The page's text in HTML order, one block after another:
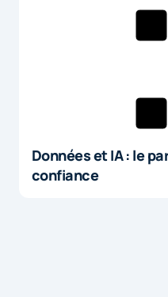
Données et IA : le
confiance